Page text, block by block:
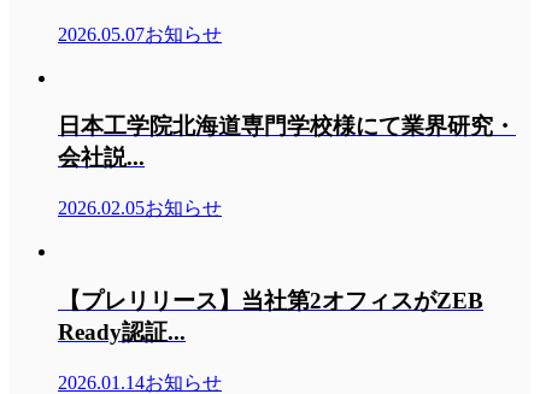
2026.05.07お知らせ
日本工学院北海道専門学校様にて業界研究・
会社説...
2026.02.05お知らせ
【プレリリース】当社第2オフィスがZEB
Ready認証...
2026.01.14お知らせ